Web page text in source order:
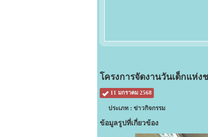
โครงการจัดงานวันเด็กแห่ง
11 มกราคม 2568
ประเภท : ข่าวกิจกรรม
ข้อมูลรูปที่เกี่ยวข้อง